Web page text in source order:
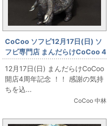
CoCoo ソフビ12月17日(日) ソ
フビ専門店 まんだらけCoCoo 4
周年記念 「マーミット 世紀の大
怪獣シリーズ ジャンボキング/ク
リア紫成型」
12月17日(日) まんだらけCoCoo
開店4周年記念 ！！ 感謝の気持
ちを込...
CoCoo 中林